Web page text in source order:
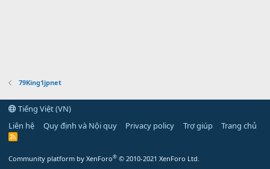
79King1jpnet
Tiếng Việt (VN)
Liên hệ
Quy định và Nội quy Privacy policy Trợ giúp Trang chủ
R
Community platform by XenForo® © 2010-2021 XenForo Ltd.